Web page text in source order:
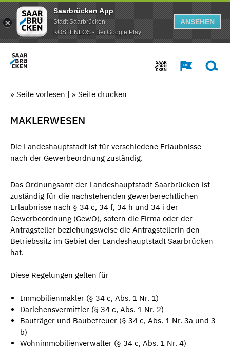
Saarbrücken App
Stadt Saarbrücken
KOSTENLOS - Bei Google Play
ANSEHEN
» Seite vorlesen | » Seite drucken
MAKLERWESEN
Die Landeshauptstadt ist für verschiedene Erlaubnisse
nach der Gewerbeordnung zuständig.
Das Ordnungsamt der Landeshauptstadt Saarbrücken ist
zuständig für die nachstehenden gewerberechtlichen
Erlaubnisse nach § 34 c, 34 f, 34 h und 34 i der
Gewerbeordnung (GewO), sofern die Firma oder der
Antragsteller beziehungsweise die Antragstellerin den
Betriebssitz im Gebiet der Landeshauptstadt Saarbrücken
hat.
Diese Regelungen gelten für
Immobilienmakler (§ 34 c, Abs. 1 Nr. 1)
Darlehensvermittler (§ 34 c, Abs. 1 Nr. 2)
Bauträger und Baubetreuer (§ 34 c, Abs. 1 Nr. 3a und 3
b)
Wohnimmobilienverwalter (§ 34 c, Abs. 1 Nr. 4)